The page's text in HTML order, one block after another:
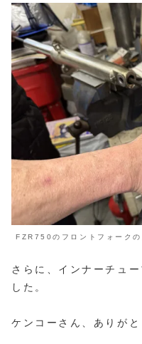
FZR750のフロントフォーク
さらに、インナーチュ
した。
ケンコーさん、ありがと